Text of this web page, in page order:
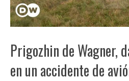
Prigozhin de Wagner,
en un accidente de